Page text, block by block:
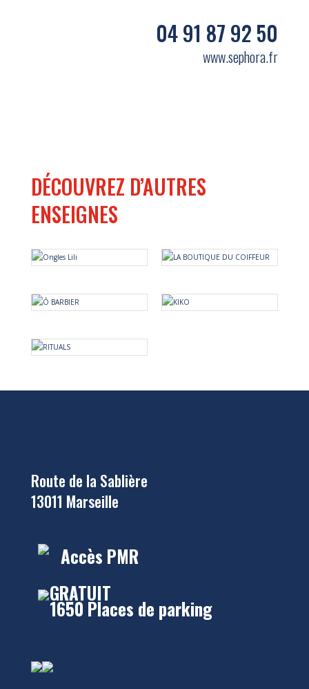
04 91 87 92 50
www.sephora.fr
DÉCOUVREZ D’AUTRES
ENSEIGNES
Route de la Sablière
13011 Marseille
Accès PMR
GRATUIT
1650 Places de parking